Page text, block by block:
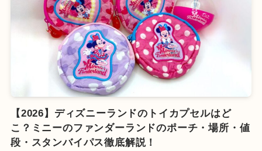
【2026】ディズニーランドのトイカプセルはど
こ？ミニーのファンダーランドのポーチ・場所・値
段・スタンバイパス徹底解説！